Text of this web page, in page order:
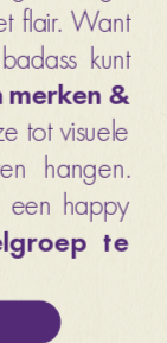
flair. Want
kunt
merken &
tot visuele
hangen.
een happy
te